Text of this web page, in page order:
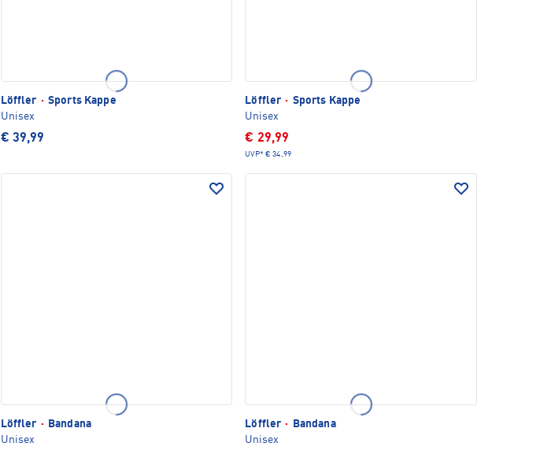
Löffler · Sports Kappe
Unisex
€ 39,99
Löffler · Sports Kappe
Unisex
€ 29,99
UVP* € 34,99
Löffler ·
Bandana
Unisex
Löffler ·
Bandana
Unisex